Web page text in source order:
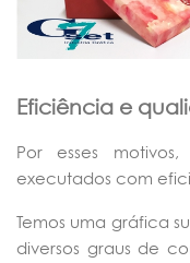
Eficiência e
Por esses
executados com
Temos uma gráfica
diversos graus de